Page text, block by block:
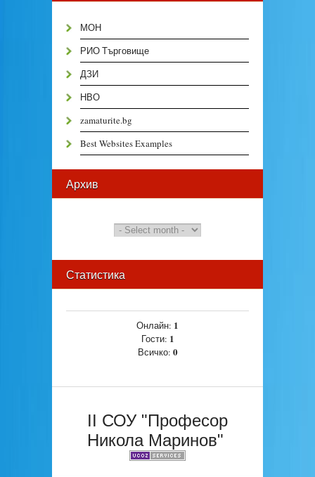
МОН
РИО Търговище
ДЗИ
НВО
zamaturite.bg
Best Websites Examples
Архив
Статистика
Онлайн: 1
Гости: 1
Всичко: 0
II СОУ "Професор
Никола Маринов"